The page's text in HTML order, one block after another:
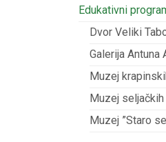
Edukativni
Dvor Veliki
Galerija Antuna
Muzej
Muzej seljačkih
Muzej ”Staro